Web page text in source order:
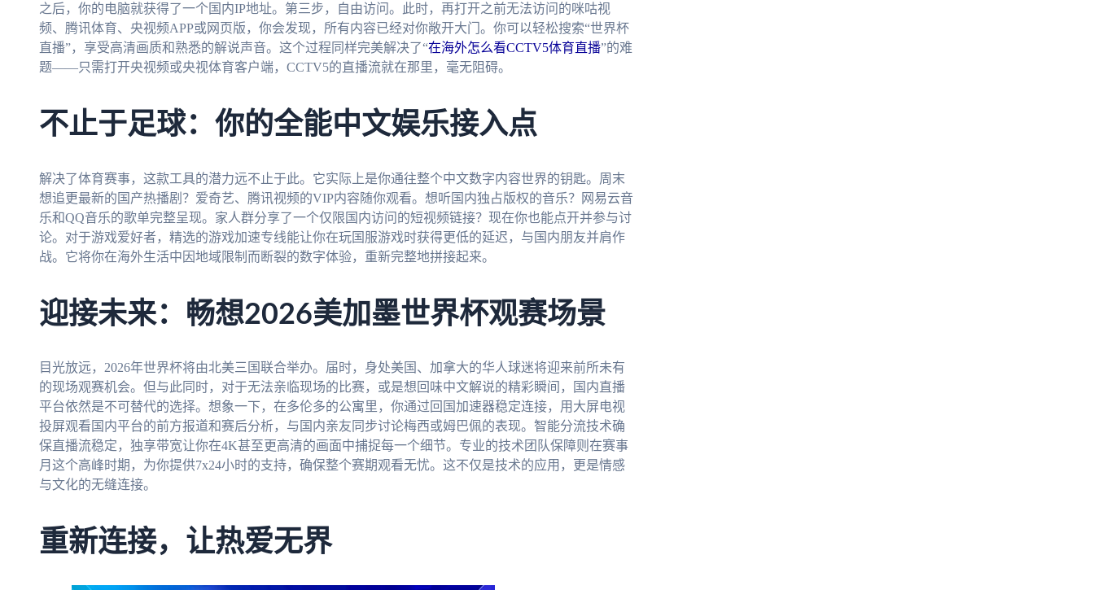
之后，你的电脑就获得了一个国内IP地址。第三步，自由访问。此时，再打开之前无法访问的咪咕视
频、腾讯体育、央视频APP或网页版，你会发现，所有内容已经对你敞开大门。你可以轻松搜索“世界杯
直播”，享受高清画质和熟悉的解说声音。这个过程同样完美解决了“在海外怎么看CCTV5体育直播”的难
题——只需打开央视频或央视体育客户端，CCTV5的直播流就在那里，毫无阻碍。
不止于足球：你的全能中文娱乐接入点
解决了体育赛事，这款工具的潜力远不止于此。它实际上是你通往整个中文数字内容世界的钥匙。周末
想追更最新的国产热播剧？爱奇艺、腾讯视频的VIP内容随你观看。想听国内独占版权的音乐？网易云音
乐和QQ音乐的歌单完整呈现。家人群分享了一个仅限国内访问的短视频链接？现在你也能点开并参与讨
论。对于游戏爱好者，精选的游戏加速专线能让你在玩国服游戏时获得更低的延迟，与国内朋友并肩作
战。它将你在海外生活中因地域限制而断裂的数字体验，重新完整地拼接起来。
迎接未来：畅想2026美加墨世界杯观赛场景
目光放远，2026年世界杯将由北美三国联合举办。届时，身处美国、加拿大的华人球迷将迎来前所未有
的现场观赛机会。但与此同时，对于无法亲临现场的比赛，或是想回味中文解说的精彩瞬间，国内直播
平台依然是不可替代的选择。想象一下，在多伦多的公寓里，你通过回国加速器稳定连接，用大屏电视
投屏观看国内平台的前方报道和赛后分析，与国内亲友同步讨论梅西或姆巴佩的表现。智能分流技术确
保直播流稳定，独享带宽让你在4K甚至更高清的画面中捕捉每一个细节。专业的技术团队保障则在赛事
月这个高峰时期，为你提供7x24小时的支持，确保整个赛期观看无忧。这不仅是技术的应用，更是情感
与文化的无缝连接。
重新连接，让热爱无界